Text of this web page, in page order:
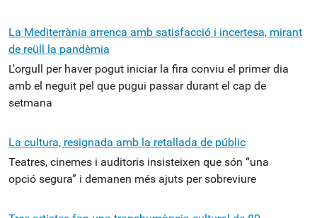
La Mediterrània arrenca amb satisfacció i incertesa, mirant
de reüll la pandèmia
L'orgull per haver pogut iniciar la fira conviu el primer dia
amb el neguit pel que pugui passar durant el cap de
setmana
La cultura, resignada amb la retallada de públic
Teatres, cinemes i auditoris insisteixen que són “una
opció segura” i demanen més ajuts per sobreviure